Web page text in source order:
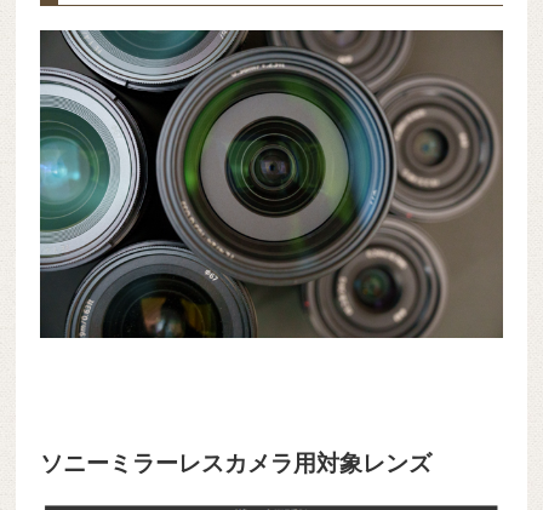
ソニーミラーレスカメラ用対象レンズ